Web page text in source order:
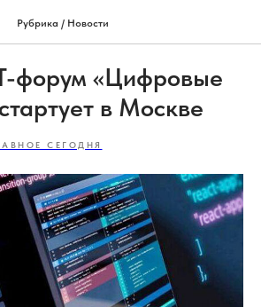
Рубрика / Новости
форум «Цифровые
в Москве
СЕГОДНЯ